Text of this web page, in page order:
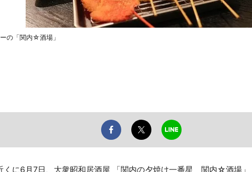
の「関内☆酒場」
くに6月7日、大衆昭和居酒屋 「関内の夕焼け一番星 関内☆酒場」